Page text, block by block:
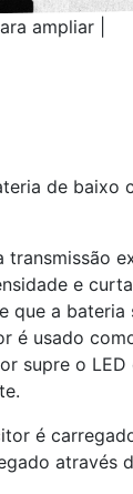
ampliar |
de baixo
transmissão
e
que a bateria
é usado
supre o
é
através